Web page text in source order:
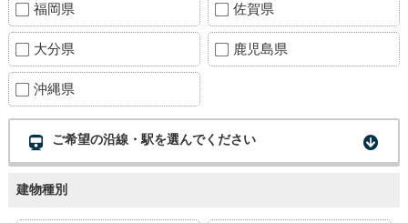
福岡県 佐賀県
大分県 鹿児島県
沖縄県
ご希望の沿線・駅を選んでください
建物種別